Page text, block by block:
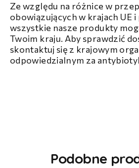
Ze względu na różnice w
obowiązujących w krajach UE i
wszystkie nasze produkty
Twoim kraju. Aby sprawdzić
skontaktuj się z krajowym
odpowiedzialnym za
Podobne